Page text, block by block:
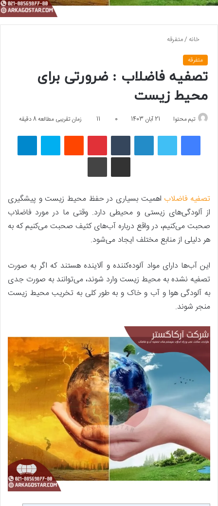
خانه /متفرقه
متفرقه
تصفیه فاضلاب : ضرورتی برای
محیط زیست
تیم محتوا 21 آبان 1403 0
11 زمان تقریبی مطالعه 8 دقیقه
فیسبوک لینکداین پینتریست اسکایپ
چاپ
تصفیه فاضلاب اهمیت بسیاری در حفظ محیط زیست و پیشگیری
از آلودگی‌های زیستی و محیطی دارد. وقتی ما در مورد فاضلاب
صحبت می‌کنیم، در واقع درباره آب‌های کثیف صحبت می‌کنیم که به
هر دلیلی از منابع مختلف ایجاد می‌شود.
این آب‌ها دارای مواد آلوده‌کننده و آلاینده هستند که اگر به صورت
تصفیه نشده به محیط زیست وارد شوند، می‌توانند به صورت جدی
به آلودگی هوا و آب و خاک و به طور کلی به تخریب محیط زیست
منجر شوند.